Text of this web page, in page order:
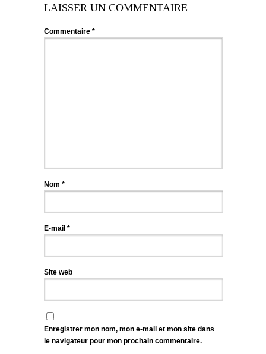
LAISSER UN COMMENTAIRE
Commentaire *
Nom *
E-mail *
Site web
Enregistrer mon nom, mon e-mail et mon site dans
le navigateur pour mon prochain commentaire.